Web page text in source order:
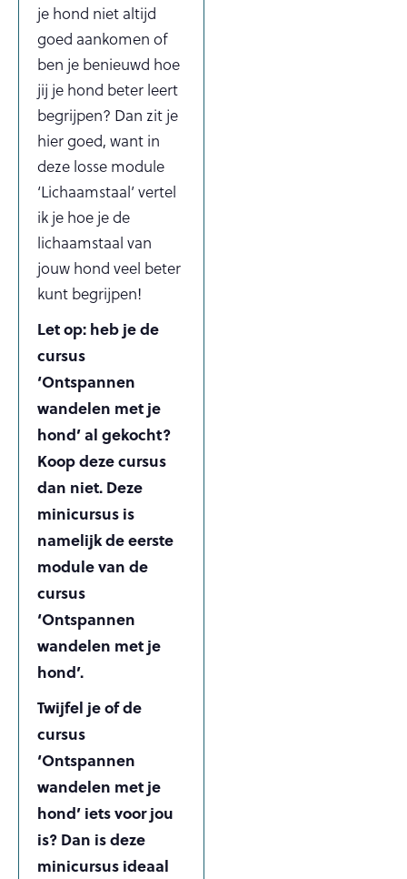
je hond niet altijd
goed aankomen of
ben je benieuwd hoe
jij je hond beter leert
begrijpen? Dan zit je
hier goed, want in
deze losse module
‘Lichaamstaal’ vertel
ik je hoe je de
lichaamstaal van
jouw hond veel beter
kunt begrijpen!
Let op: heb je de
cursus
‘Ontspannen
wandelen met je
hond’ al gekocht?
Koop deze cursus
dan niet. Deze
minicursus is
namelijk de eerste
module van de
cursus
‘Ontspannen
wandelen met je
hond’.
Twijfel je of de
cursus
‘Ontspannen
wandelen met je
hond’ iets voor jou
is? Dan is deze
minicursus ideaal